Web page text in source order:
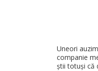
Uneori
companie
știi totuși că